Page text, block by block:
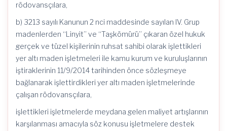
rödovansçılara,
b) 3213 sayılı Kanunun 2 nci maddesinde sayılan IV. Grup
madenlerden “Linyit” ve “Taşkömürü” çıkaran özel hukuk
gerçek ve tüzel kişilerinin ruhsat sahibi olarak işlettikleri
yer altı maden işletmeleri ile kamu kurum ve kuruluşlarının
iştiraklerinin 11/9/2014 tarihinden önce sözleşmeye
bağlanarak işlettirdikleri yer altı maden işletmelerinde
çalışan rödovansçılara,
işlettikleri işletmelerde meydana gelen maliyet artışlarının
karşılanması amacıyla söz konusu işletmelere destek